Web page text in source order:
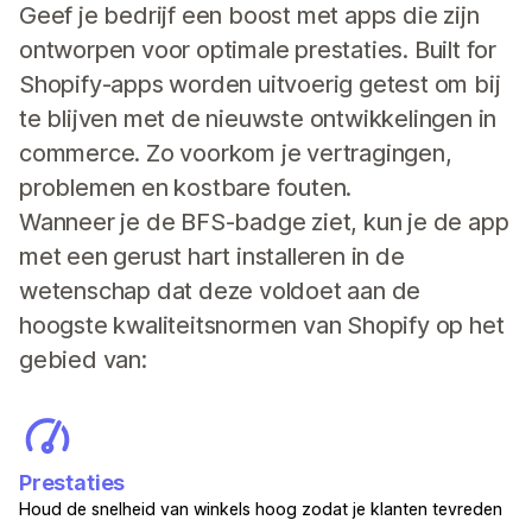
Geef je bedrijf een boost met apps die zijn
ontworpen voor optimale prestaties. Built for
Shopify-apps worden uitvoerig getest om bij
te blijven met de nieuwste ontwikkelingen in
commerce. Zo voorkom je vertragingen,
problemen en kostbare fouten.
Wanneer je de BFS-badge ziet, kun je de app
met een gerust hart installeren in de
wetenschap dat deze voldoet aan de
hoogste kwaliteitsnormen van Shopify op het
gebied van:
Prestaties
Houd de snelheid van winkels hoog zodat je klanten tevreden